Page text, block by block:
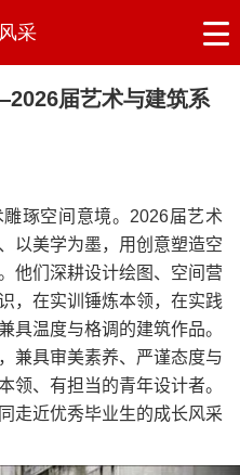
采
届艺术与建筑系
琢空间意境。2026届艺术
以美学为墨，用创意塑造空
他们深耕设计绘图、空间营
，在实训锤炼本领，在实践
具温度与格调的建筑作品。
兼具审美素养、严谨态度与
领、有担当的青年设计者。
走近优秀毕业生的成长风采